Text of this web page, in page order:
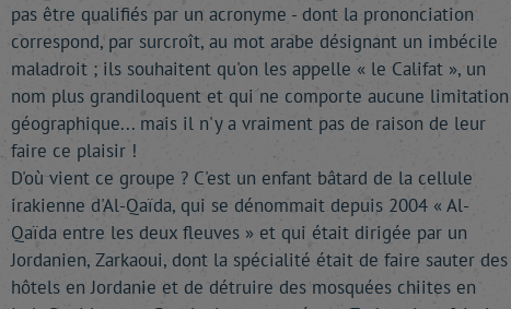
pas être qualifiés par un acronyme - dont la prononciation
correspond, par surcroît, au mot arabe désignant un imbécile
maladroit ; ils souhaitent qu'on les appelle « le Califat », un
nom plus grandiloquent et qui ne comporte aucune limitation
géographique... mais il n'y a vraiment pas de raison de leur
faire ce plaisir !
D'où vient ce groupe ? C'est un enfant bâtard de la cellule
irakienne d'Al-Qaïda, qui se dénommait depuis 2004 « Al-
Qaïda entre les deux fleuves » et qui était dirigée par un
Jordanien, Zarkaoui, dont la spécialité était de faire sauter des
hôtels en Jordanie et de détruire des mosquées chiites en